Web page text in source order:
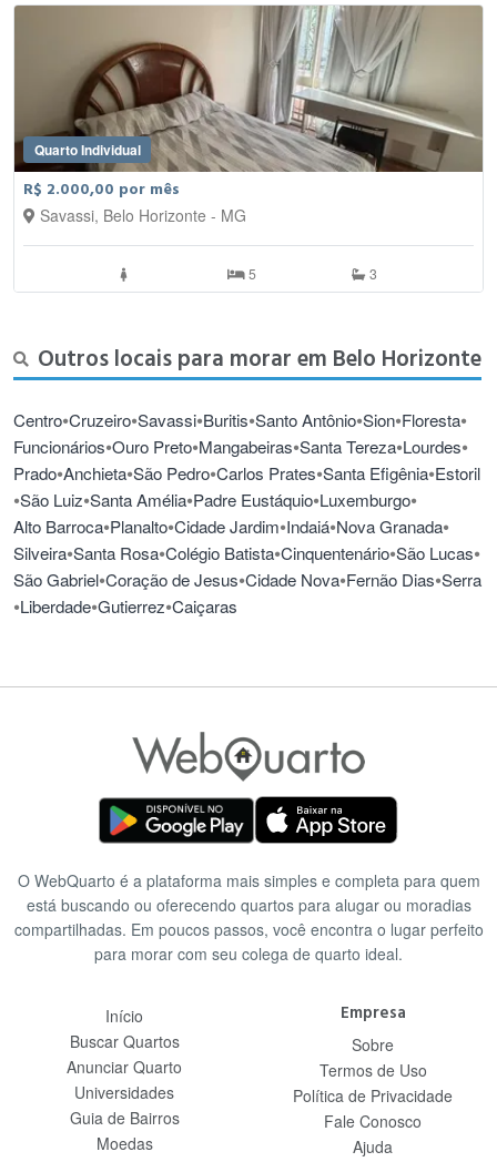
Quarto Individual
R$ 2.000,00 por mês
Savassi, Belo Horizonte - MG
5 3
Outros locais para morar em Belo Horizonte
Centro•Cruzeiro•Savassi•Buritis•Santo Antônio•Sion•Floresta•
Funcionários•Ouro Preto•Mangabeiras•Santa Tereza•Lourdes•
Prado•Anchieta•São Pedro•Carlos Prates•Santa Efigênia•Estoril
•São Luiz•Santa Amélia•Padre Eustáquio•Luxemburgo•
Alto Barroca•Planalto•Cidade Jardim•Indaiá•Nova Granada•
Silveira•Santa Rosa•Colégio Batista•Cinquentenário•São Lucas•
São Gabriel•Coração de Jesus•Cidade Nova•Fernão Dias•Serra
•Liberdade•Gutierrez•Caiçaras
O WebQuarto é a plataforma mais simples e completa para quem
está buscando ou oferecendo quartos para alugar ou moradias
compartilhadas. Em poucos passos, você encontra o lugar perfeito
para morar com seu colega de quarto ideal.
Início
Buscar Quartos
Anunciar Quarto
Universidades
Guia de Bairros
Moedas
Empresa
Sobre
Termos de Uso
Política de Privacidade
Fale Conosco
Ajuda